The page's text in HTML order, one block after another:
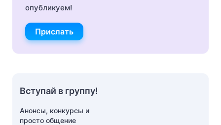
опубликуем!
Прислать
Вступай в группу!
Анонсы, конкурсы и
просто общение